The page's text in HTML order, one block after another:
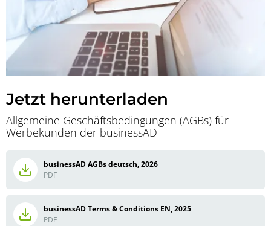
Jetzt herunterladen
Allgemeine Geschäftsbedingungen (AGBs) für
Werbekunden der businessAD
businessAD AGBs deutsch, 2026
PDF
businessAD Terms & Conditions EN, 2025
PDF